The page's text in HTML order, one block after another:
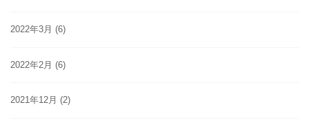
2022年3月 (6)
2022年2月 (6)
2021年12月 (2)